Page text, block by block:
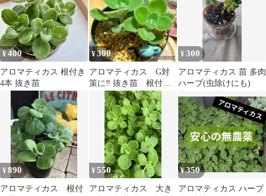
¥400
アロマティカス 根付き
4本 抜き苗
¥300
アロマティカス G対
策に‼️ 抜き苗 根付
き 2本 ぞうさん
¥300
アロマティカス 苗 多肉
ハーブ(虫除けにも)
¥890
アロマティカス 根付
¥550
アロマティカス 大き
¥350
アロマティカス ハーブ